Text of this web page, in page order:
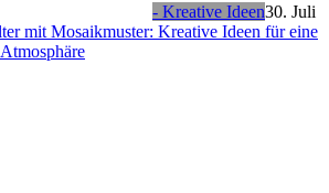
- Kreative Ideen30. Juli
mit Mosaikmuster: Kreative Ideen für eine